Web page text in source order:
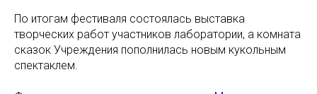
По итогам фестиваля состоялась выставка
творческих работ участников лаборатории, а комната
сказок Учреждения пополнилась новым кукольным
спектаклем.